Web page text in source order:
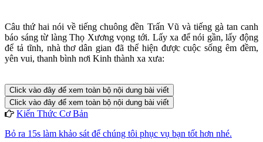
Câu thứ hai nói về tiếng chuông đền Trấn Vũ và tiếng gà tan canh
báo sáng từ làng Thọ Xương vọng tới. Lấy xa để nói gần, lấy động
để tả tĩnh, nhà thơ dân gian đã thể hiện được cuộc sống êm đềm,
yên vui, thanh bình nơi Kinh thành xa xưa:
Click vào đây để xem toàn bộ nội dung bài viết
Click vào đây để xem toàn bộ nội dung bài viết
Kiến Thức Cơ Bản
Bỏ ra 15s làm khảo sát để chúng tôi phục vụ bạn tốt hơn nhé.